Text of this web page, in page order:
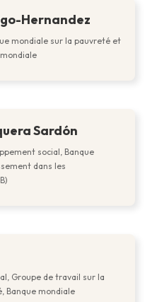
Hernandez
mondiale sur la pauvreté et
Sardón
social, Banque
dans les
Groupe de travail sur la
Banque mondiale